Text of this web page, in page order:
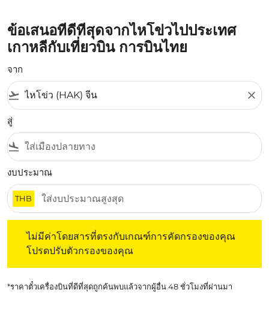
ข้อเสนอที่ดีที่สุดจากไหโข่วไปประเทศ
เกาหลีกับเที่ยวบิน การบินไทย
จาก
flight_takeoff close
สู่
flight_land
งบประมาณ
THB
ไม่มีค่าโดยสารที่ตรงกับเกณฑ์การคัดกรองของคุณ
โปรดปรับตัวกรองของคุณ
*ราคาตั๋วเครื่องบินที่ดีที่สุดถูกค้นพบแล้วจากผู้อื่น 48 ชั่วโมงที่ผ่านมา